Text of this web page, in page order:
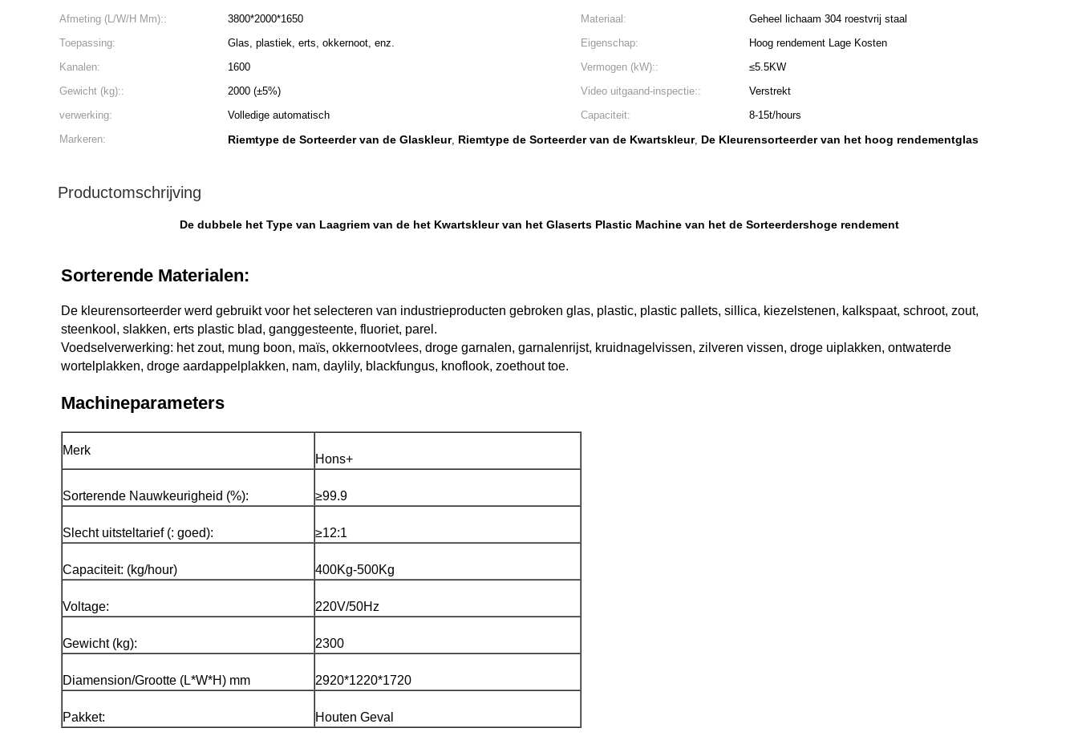
Afmeting (L/W/H Mm):: 3800*2000*1650 Materiaal:
Geheel lichaam 304 roestvrij staal
Toepassing:
Glas, plastiek, erts, okkernoot, enz. Eigenschap:
Hoog rendement Lage Kosten
Kanalen:
1600 Vermogen (kW)::
≤5.5KW
Gewicht (kg)::
2000 (±5%) Video uitgaand-inspectie::
Verstrekt
verwerking:
Volledige automatisch Capaciteit:
8-15t/hours
Markeren:
Riemtype de Sorteerder van de Glaskleur, Riemtype de Sorteerder van de Kwartskleur, De Kleurensorteerder van het hoog rendementglas
Productomschrijving
De dubbele het Type van Laagriem van de het Kwartskleur van het Glaserts Plastic Machine van het de Sorteerdershoge rendement
Sorterende Materialen:
De kleurensorteerder werd gebruikt voor het selecteren van industrieproducten gebroken glas, plastic, plastic pallets, sillica, kiezelstenen, kalkspaat, schroot, zout,
steenkool, slakken, erts plastic blad, ganggesteente, fluoriet, parel.
Voedselverwerking: het zout, mung boon, maïs, okkernootvlees, droge garnalen, garnalenrijst, kruidnagelvissen, zilveren vissen, droge uiplakken, ontwaterde
wortelplakken, droge aardappelplakken, nam, daylily, blackfungus, knoflook, zoethout toe.
Machineparameters
Merk
Hons+
Sorterende Nauwkeurigheid (%): ≥99.9
Slecht uitsteltarief (: goed): ≥12:1
Capaciteit: (kg/hour) 400Kg-500Kg
Voltage: 220V/50Hz
Gewicht (kg): 2300
Diamension/Grootte (L*W*H) mm 2920*1220*1720
Pakket: Houten Geval